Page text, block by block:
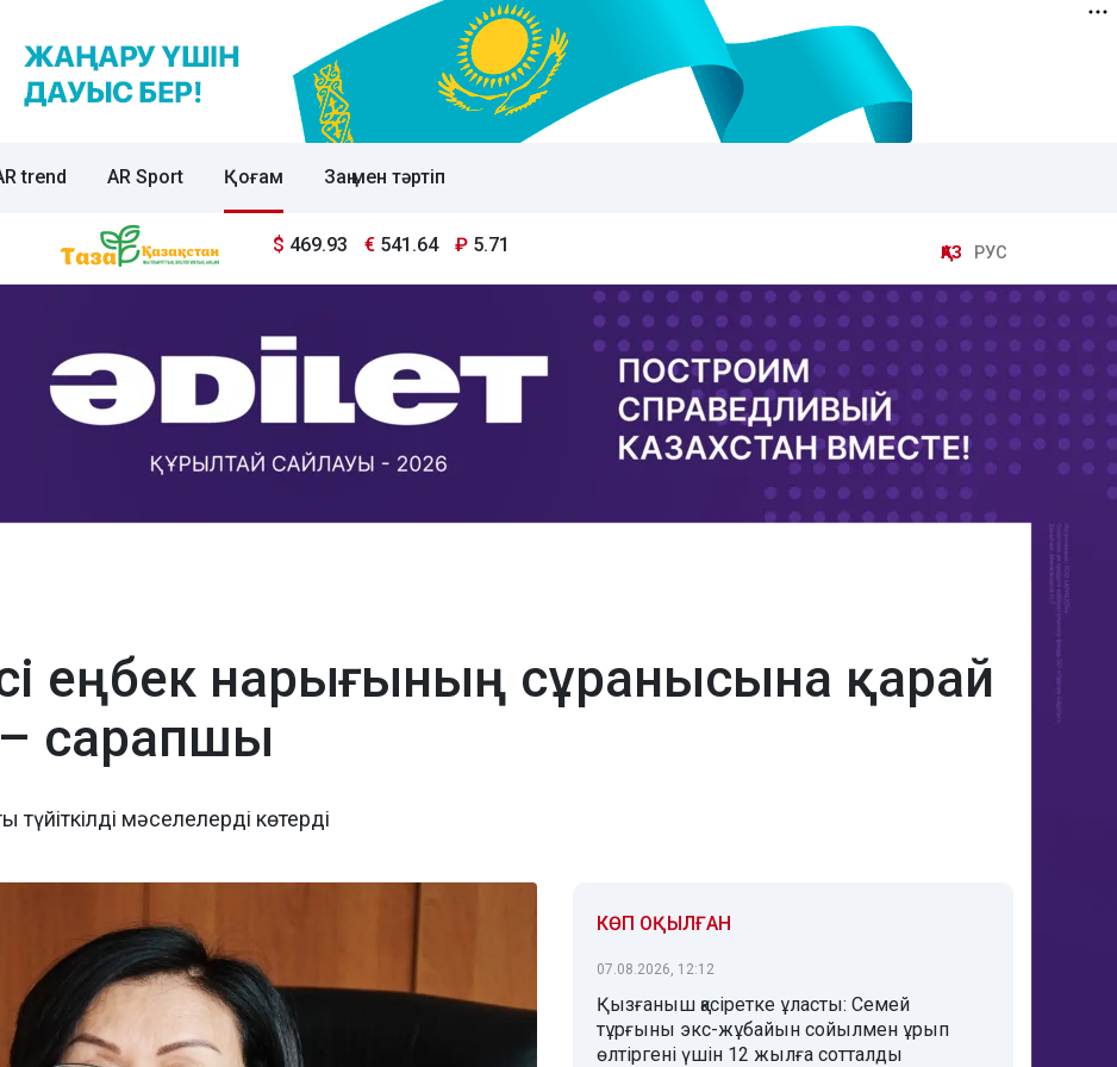
trend AR Sport Қоғам Заң мен тәртіп
$ 469.93 € 541.64 ₽ 5.71 ҚАЗ РУС
еңбек нарығының сұранысына қарай
сарапшы
мәселелерді көтерді
КӨП ОҚЫЛҒАН
07.08.2026, 12:12
Қызғаныш қасіретке ұласты: Семей
тұрғыны экс-жұбайын сойылмен ұрып
өлтіргені үшін 12 жылға сотталды